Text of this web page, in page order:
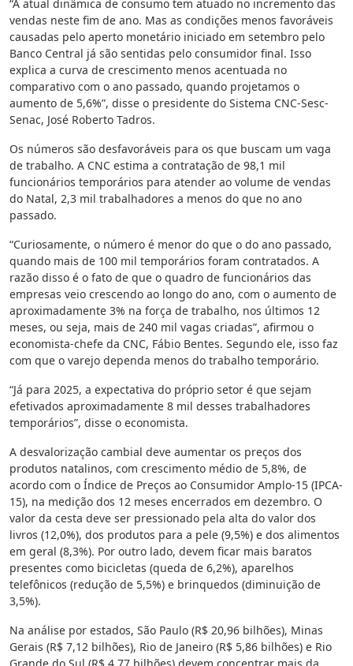
“A atual dinâmica de consumo tem atuado no incremento das
vendas neste fim de ano. Mas as condições menos favoráveis
causadas pelo aperto monetário iniciado em setembro pelo
Banco Central já são sentidas pelo consumidor final. Isso
explica a curva de crescimento menos acentuada no
comparativo com o ano passado, quando projetamos o
aumento de 5,6%”, disse o presidente do Sistema CNC-Sesc-
Senac, José Roberto Tadros.
Os números são desfavoráveis para os que buscam um vaga
de trabalho. A CNC estima a contratação de 98,1 mil
funcionários temporários para atender ao volume de vendas
do Natal, 2,3 mil trabalhadores a menos do que no ano
passado.
“Curiosamente, o número é menor do que o do ano passado,
quando mais de 100 mil temporários foram contratados. A
razão disso é o fato de que o quadro de funcionários das
empresas veio crescendo ao longo do ano, com o aumento de
aproximadamente 3% na força de trabalho, nos últimos 12
meses, ou seja, mais de 240 mil vagas criadas”, afirmou o
economista-chefe da CNC, Fábio Bentes. Segundo ele, isso faz
com que o varejo dependa menos do trabalho temporário.
“Já para 2025, a expectativa do próprio setor é que sejam
efetivados aproximadamente 8 mil desses trabalhadores
temporários”, disse o economista.
A desvalorização cambial deve aumentar os preços dos
produtos natalinos, com crescimento médio de 5,8%, de
acordo com o Índice de Preços ao Consumidor Amplo-15 (IPCA-
15), na medição dos 12 meses encerrados em dezembro. O
valor da cesta deve ser pressionado pela alta do valor dos
livros (12,0%), dos produtos para a pele (9,5%) e dos alimentos
em geral (8,3%). Por outro lado, devem ficar mais baratos
presentes como bicicletas (queda de 6,2%), aparelhos
telefônicos (redução de 5,5%) e brinquedos (diminuição de
3,5%).
Na análise por estados, São Paulo (R$ 20,96 bilhões), Minas
Gerais (R$ 7,12 bilhões), Rio de Janeiro (R$ 5,86 bilhões) e Rio